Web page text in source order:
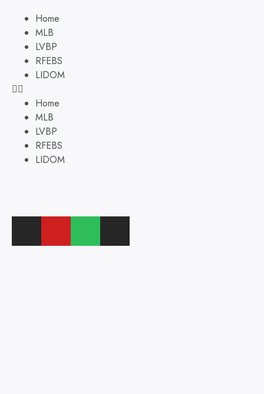
Home
MLB
LVBP
RFEBS
LIDOM
Home
MLB
LVBP
RFEBS
LIDOM